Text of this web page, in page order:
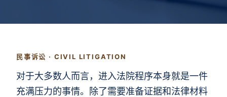
民事诉讼 · CIVIL LITIGATION
对于大多数人而言，进入法院程序本身就是一件
充满压力的事情。除了需要准备证据和法律材料